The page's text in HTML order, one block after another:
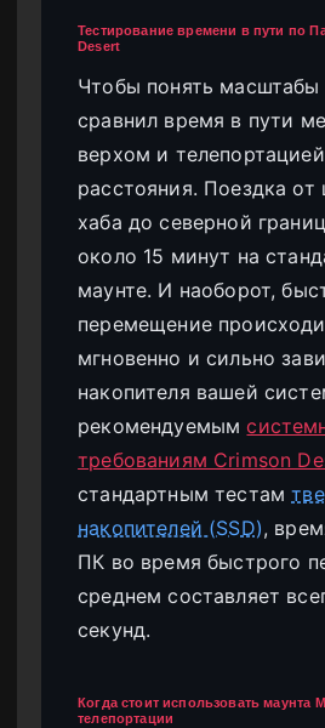
Тестирование времени в пути по
Desert
Чтобы понять масштабы
сравнил время в пути
верхом и
расстояния. Поездка от
хаба до северной
около 15 минут на
маунте. И наоборот,
перемещение
мгновенно и сильно
накопителя вашей
рекомендуемым
требованиям Crimson
стандартным тестам
накопителей (SSD),
ПК во время быстрого
среднем составляет
секунд.
Когда стоит использовать маунта
телепортации